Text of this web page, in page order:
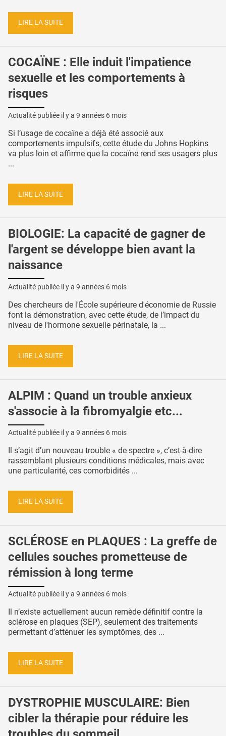
LIRE LA SUITE
COCAÏNE : Elle induit l'impatience
sexuelle et les comportements à
risques
Actualité publiée il y a 9 années 6 mois
Si l’usage de cocaïne a déjà été associé aux
comportements impulsifs, cette étude du Johns Hopkins
va plus loin et affirme que la cocaïne rend ses usagers plus
...
LIRE LA SUITE
BIOLOGIE: La capacité de gagner de
l'argent se développe bien avant la
naissance
Actualité publiée il y a 9 années 6 mois
Des chercheurs de l'École supérieure d'économie de Russie
font la démonstration, avec cette étude, de l’impact du
niveau de l'hormone sexuelle périnatale, la ...
LIRE LA SUITE
ALPIM : Quand un trouble anxieux
s'associe à la fibromyalgie etc...
Actualité publiée il y a 9 années 6 mois
Il s’agit d’un nouveau trouble « de spectre », c’est-à-dire
rassemblant plusieurs conditions médicales, mais avec
une particularité, ces comorbidités ...
LIRE LA SUITE
SCLÉROSE en PLAQUES : La greffe de
cellules souches prometteuse de
rémission à long terme
Actualité publiée il y a 9 années 6 mois
Il n’existe actuellement aucun remède définitif contre la
sclérose en plaques (SEP), seulement des traitements
permettant d’atténuer les symptômes, des ...
LIRE LA SUITE
DYSTROPHIE MUSCULAIRE: Bien
cibler la thérapie pour réduire les